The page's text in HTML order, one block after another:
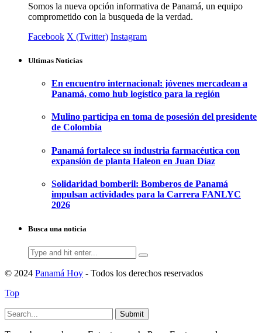
Somos la nueva opción informativa de Panamá, un equipo
comprometido con la busqueda de la verdad.
Facebook X (Twitter) Instagram
Ultimas Noticias
En encuentro internacional: jóvenes mercadean a
Panamá, como hub logístico para la región
Mulino participa en toma de posesión del presidente
de Colombia
Panamá fortalece su industria farmacéutica con
expansión de planta Haleon en Juan Díaz
Solidaridad bomberil: Bomberos de Panamá
impulsan actividades para la Carrera FANLYC
2026
Busca una noticia
Search
for:
© 2024 Panamá Hoy - Todos los derechos reservados
Top
Submit